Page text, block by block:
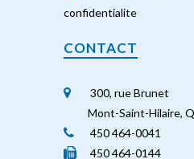
confidentialite
CONTACT
300, rue Brunet
Mont-Saint-Hilaire,
450 464-0041
450 464-0144